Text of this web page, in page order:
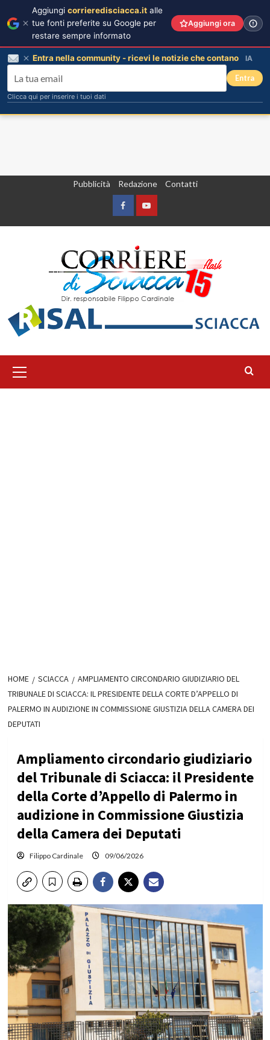
Pubblicità Redazione Contatti
FacebookYountube
principale
HOME SCIACCA
AMPLIAMENTO CIRCONDARIO GIUDIZIARIO DEL
TRIBUNALE DI SCIACCA: IL PRESIDENTE DELLA CORTE D’APPELLO DI
PALERMO IN AUDIZIONE IN COMMISSIONE GIUSTIZIA DELLA CAMERA DEI
DEPUTATI
Ampliamento circondario giudiziario
del Tribunale di Sciacca: il Presidente
della Corte d’Appello di Palermo in
audizione in Commissione Giustizia
della Camera dei Deputati
Filippo Cardinale 09/06/2026
Aggiungi corrieredisciacca.it alle
tue fonti preferite su Google per
restare sempre informato
Aggiungi ora
Entra nella community - ricevi le notizie che contano IA
Entra
Clicca qui per inserire i tuoi dati